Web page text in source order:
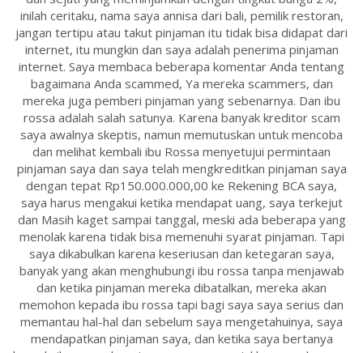
inilah ceritaku, nama saya annisa dari bali, pemilik restoran,
jangan tertipu atau takut pinjaman itu tidak bisa didapat dari
internet, itu mungkin dan saya adalah penerima pinjaman
internet. Saya membaca beberapa komentar Anda tentang
bagaimana Anda scammed, Ya mereka scammers, dan
mereka juga pemberi pinjaman yang sebenarnya. Dan ibu
rossa adalah salah satunya. Karena banyak kreditor scam
saya awalnya skeptis, namun memutuskan untuk mencoba
dan melihat kembali ibu Rossa menyetujui permintaan
pinjaman saya dan saya telah mengkreditkan pinjaman saya
dengan tepat Rp150.000.000,00 ke Rekening BCA saya,
saya harus mengakui ketika mendapat uang, saya terkejut
dan Masih kaget sampai tanggal, meski ada beberapa yang
menolak karena tidak bisa memenuhi syarat pinjaman. Tapi
saya dikabulkan karena keseriusan dan ketegaran saya,
banyak yang akan menghubungi ibu rossa tanpa menjawab
dan ketika pinjaman mereka dibatalkan, mereka akan
memohon kepada ibu rossa tapi bagi saya saya serius dan
memantau hal-hal dan sebelum saya mengetahuinya, saya
mendapatkan pinjaman saya, dan ketika saya bertanya